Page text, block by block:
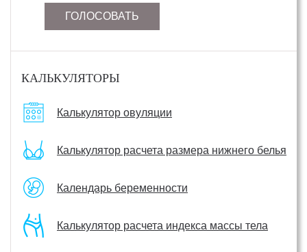
ГОЛОСОВАТЬ
КАЛЬКУЛЯТОРЫ
Калькулятор овуляции
Калькулятор расчета размера нижнего белья
Календарь беременности
Калькулятор расчета индекса массы тела